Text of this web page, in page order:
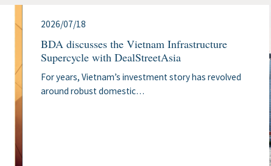
2026/07/18
BDA discusses the Vietnam Infrastructure
Supercycle with DealStreetAsia
For years, Vietnamʼs investment story has revolved
around robust domestic…